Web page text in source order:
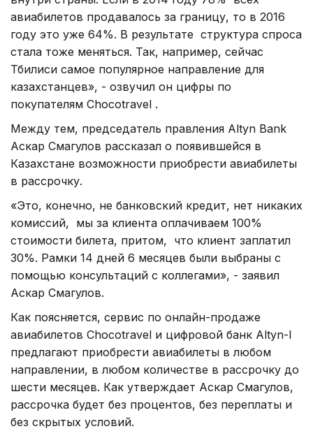
авиабилетов продавалось за границу, то в 2016
году это уже 64%. В результате структура спроса
стала тоже меняться. Так, например, сейчас
Тбилиси самое популярное направление для
казахстанцев», - озвучил он цифры по
покупателям Chocotravel .
Между тем, председатель правления Altyn Bank
Аскар Смагулов рассказал о появившейся в
Казахстане возможности приобрести авиабилеты
в рассрочку.
«Это, конечно, не банковский кредит, нет никаких
комиссий, мы за клиента оплачиваем 100%
стоимости билета, притом, что клиент заплатил
30%. Рамки 14 дней 6 месяцев были выбраны с
помощью консультаций с коллегами», - заявил
Аскар Смагулов.
Как поясняется, сервис по онлайн-продаже
авиабилетов Chocotravel и цифровой банк Altyn-I
предлагают приобрести авиабилеты в любом
направлении, в любом количестве в рассрочку до
шести месяцев. Как утверждает Аскар Смагулов,
рассрочка будет без процентов, без переплаты и
без скрытых условий.